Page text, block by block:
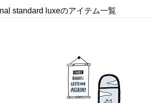
standard luxeのアイテム一覧